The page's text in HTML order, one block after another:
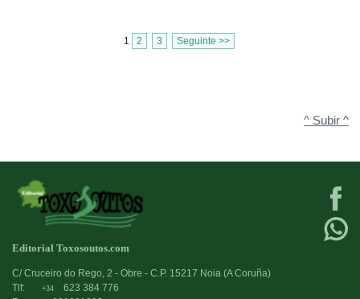
1 2 3 Seguinte >>
^ Subir ^
Editorial Toxosoutos.com
C/ Cruceiro do Rego, 2 - Obre - C.P. 15217 Noia (A Coruña)
Tlf:
+34
623 384 776